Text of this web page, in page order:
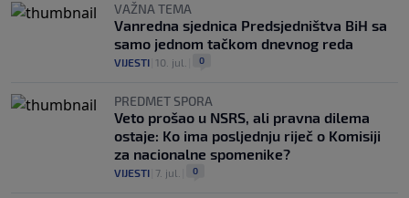
VAŽNA TEMA
Vanredna sjednica Predsjedništva BiH sa
samo jednom tačkom dnevnog reda
VIJESTI 10. jul. 0
PREDMET SPORA
Veto prošao u NSRS, ali pravna dilema
ostaje: Ko ima posljednju riječ o Komisiji
za nacionalne spomenike?
VIJESTI 7. jul. 0